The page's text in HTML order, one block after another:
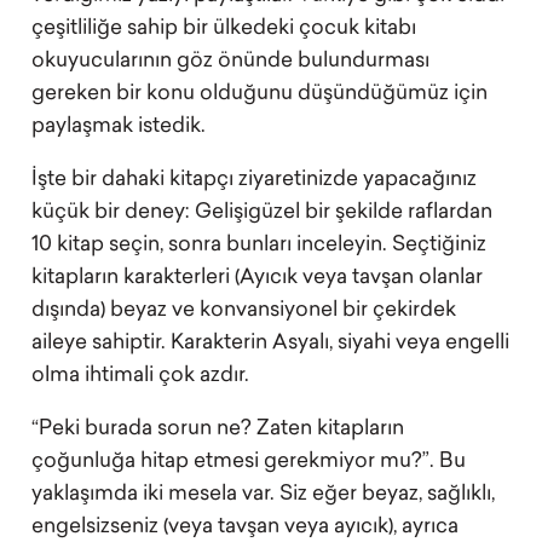
çeşitliliğe sahip bir ülkedeki çocuk kitabı
okuyucularının göz önünde bulundurması
gereken bir konu olduğunu düşündüğümüz için
paylaşmak istedik.
İşte bir dahaki kitapçı ziyaretinizde yapacağınız
küçük bir deney: Gelişigüzel bir şekilde raflardan
10 kitap seçin, sonra bunları inceleyin. Seçtiğiniz
kitapların karakterleri (Ayıcık veya tavşan olanlar
dışında) beyaz ve konvansiyonel bir çekirdek
aileye sahiptir. Karakterin Asyalı, siyahi veya engelli
olma ihtimali çok azdır.
“Peki burada sorun ne? Zaten kitapların
çoğunluğa hitap etmesi gerekmiyor mu?”. Bu
yaklaşımda iki mesela var. Siz eğer beyaz, sağlıklı,
engelsizseniz (veya tavşan veya ayıcık), ayrıca